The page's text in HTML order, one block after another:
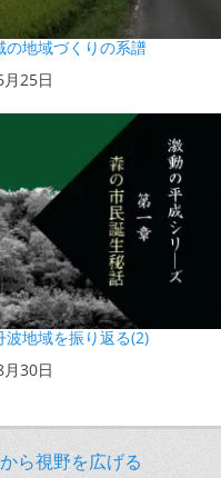
の地域づくりの系譜
25日
波地域を振り返る(2)
30日
ら視野を広げる